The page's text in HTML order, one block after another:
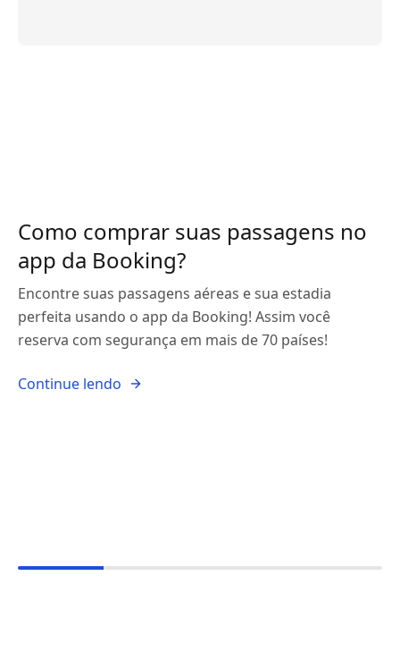
Como comprar suas passagens no
app da Booking?
Encontre suas passagens aéreas e sua estadia
perfeita usando o app da Booking! Assim você
reserva com segurança em mais de 70 países!
Continue lendo